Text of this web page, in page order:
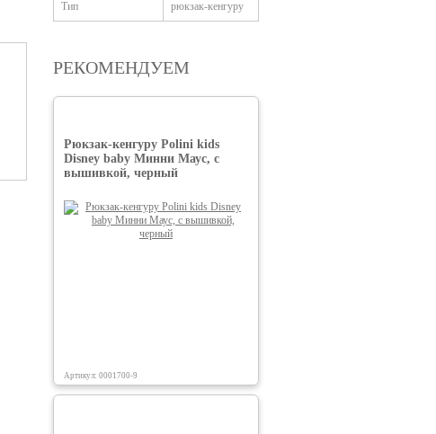
Тип рюкзак-кенгуру
РЕКОМЕНДУЕМ
Рюкзак-кенгуру Polini kids
Disney baby Минни Маус, с
вышивкой, черный
Артикул: 0001700-9